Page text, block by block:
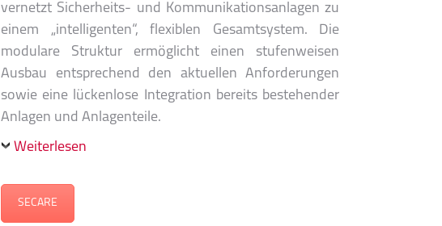
vernetzt Sicherheits- und Kommunikationsanlagen zu
einem „intelligenten“, flexiblen Gesamtsystem. Die
modulare Struktur ermöglicht einen stufenweisen
Ausbau entsprechend den aktuellen Anforderungen
sowie eine lückenlose Integration bereits bestehender
Anlagen und Anlagenteile.
Weiterlesen
SECARE